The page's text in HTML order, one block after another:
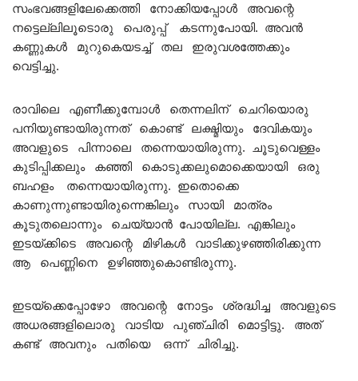
സംഭവങ്ങളിലേക്കെത്തി നോക്കിയപ്പോൾ അവന്റെ
നട്ടെല്ലിലൂടൊരു പെരുപ്പ് കടന്നുപോയി. അവൻ
കണ്ണുകൾ മുറുകെയടച്ച് തല ഇരുവശത്തേക്കും
വെട്ടിച്ചു.
രാവിലെ എണീക്കുമ്പോൾ തെന്നലിന് ചെറിയൊരു
പനിയുണ്ടായിരുന്നത് കൊണ്ട് ലക്ഷ്മിയും ദേവികയും
അവളുടെ പിന്നാലെ തന്നെയായിരുന്നു. ചൂടുവെള്ളം
കുടിപ്പിക്കലും കഞ്ഞി കൊടുക്കലുമൊക്കെയായി ഒരു
ബഹളം തന്നെയായിരുന്നു. ഇതൊക്കെ
കാണുന്നുണ്ടായിരുന്നെങ്കിലും സായി മാത്രം
കൂടുതലൊന്നും ചെയ്യാൻ പോയില്ല. എങ്കിലും
ഇടയ്ക്കിടെ അവന്റെ മിഴികൾ വാടിക്കുഴഞ്ഞിരിക്കുന്ന
ആ പെണ്ണിനെ ഉഴിഞ്ഞുകൊണ്ടിരുന്നു.
ഇടയ്ക്കെപ്പോഴോ അവന്റെ നോട്ടം ശ്രദ്ധിച്ച അവളുടെ
അധരങ്ങളിലൊരു വാടിയ പുഞ്ചിരി മൊട്ടിട്ടു. അത്
കണ്ട് അവനും പതിയെ ഒന്ന് ചിരിച്ചു.